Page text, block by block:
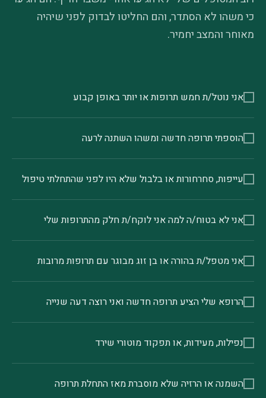
כי משהו לא הסתדר, והם החליטו לבדוק לפני שיהיה
מאוחר והמצב יחמיר.
אני נוטל/ת חמש תרופות או יותר באופן קבוע
הוספתי תרופה חדשה ומשהו השתנה לרעה
עייפות, סחרחורות או בלבול שלא היו לפני שהתחלתי טיפול
אני לא בטוח/ה למה אני לוקח/ת חלק מהתרופות שלי
אני מטפל/ת בהורה או בן זוג מבוגר עם תרופות מרובות
הרופא שלי הציע תרופה חדשה ואני רוצה דעה שנייה
נפילות, מעידות, או תפקוד מוטורי שירד
השמנה או הרזיה שלא מוסברת מאז התחלת תרופה